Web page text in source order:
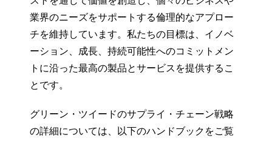
業界のニーズをサポートする倫理的なアプロー
チを維持しています。私たちの目標は、イノベ
ーション、成長、持続可能性へのコミットメン
トに沿った最高の製品とサービスを提供するこ
とです。
グリーン・ツイードのサプライ・チェーン戦略
の詳細については、以下のハンドブックをご覧